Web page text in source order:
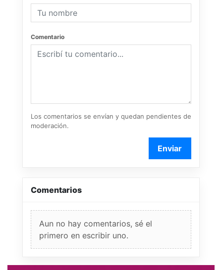
Comentario
Los comentarios se envían y quedan pendientes de
moderación.
Enviar
Comentarios
Aun no hay comentarios, sé el
primero en escribir uno.